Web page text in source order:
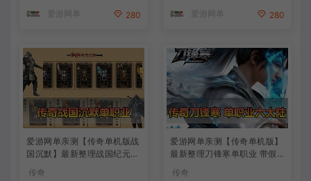
爱游网单 280
免虚拟机端视频安装教学
爱游网单 280
爱游网单亲测【传奇单机版战
国沉默】最新整理战国纪元大
霸单职业假人翎风 免虚拟机
传奇
爱游网单亲测【传奇单机版】
最新整理刀锋寒单职业 带假
令刷装备 六大陆独家剧情江
传奇